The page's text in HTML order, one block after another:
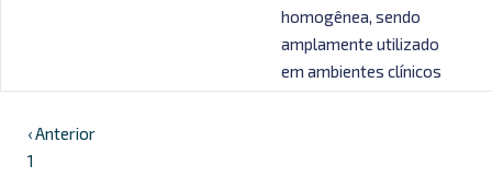
homogênea, sendo
amplamente utilizado
em ambientes clínicos
‹ Anterior
1